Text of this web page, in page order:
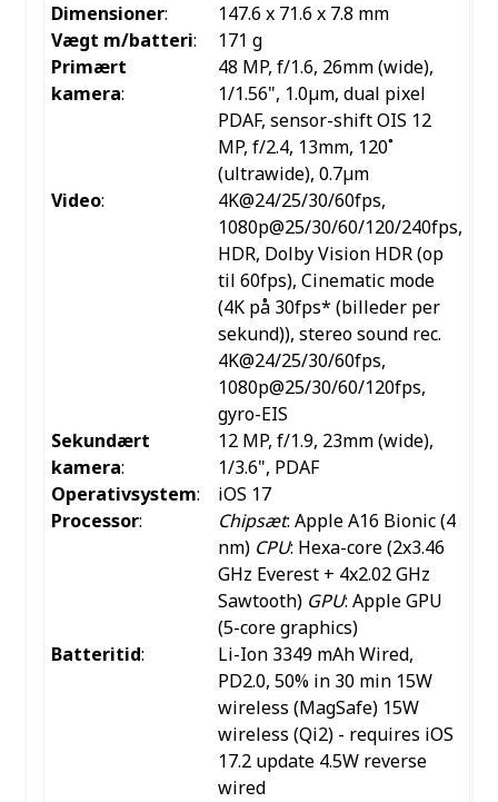
Dimensioner:
147.6 x 71.6 x 7.8 mm
Vægt m/batteri:
171 g
Primært
kamera:
48 MP, f/1.6, 26mm (wide),
1/1.56", 1.0µm, dual pixel
PDAF, sensor-shift OIS 12
MP, f/2.4, 13mm, 120˚
(ultrawide), 0.7µm
Video:
4K@24/25/30/60fps,
1080p@25/30/60/120/240fps,
HDR, Dolby Vision HDR (op
til 60fps), Cinematic mode
(4K på 30fps* (billeder per
sekund)), stereo sound rec.
4K@24/25/30/60fps,
1080p@25/30/60/120fps,
gyro-EIS
Sekundært
kamera:
12 MP, f/1.9, 23mm (wide),
1/3.6", PDAF
Operativsystem:
iOS 17
Processor: Chipsæt: Apple A16 Bionic (4
nm) CPU: Hexa-core (2x3.46
GHz Everest + 4x2.02 GHz
Sawtooth) GPU: Apple GPU
(5-core graphics)
Batteritid: Li-Ion 3349 mAhWired,
PD2.0, 50% in 30 min15W
wireless (MagSafe)15W
wireless (Qi2) - requires iOS
17.2 update4.5W reverse
wired